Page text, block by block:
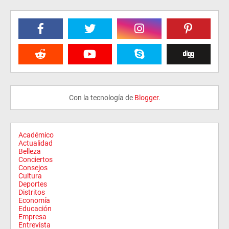
Con la tecnología de Blogger.
Académico
Actualidad
Belleza
Conciertos
Consejos
Cultura
Deportes
Distritos
Economía
Educación
Empresa
Entrevista